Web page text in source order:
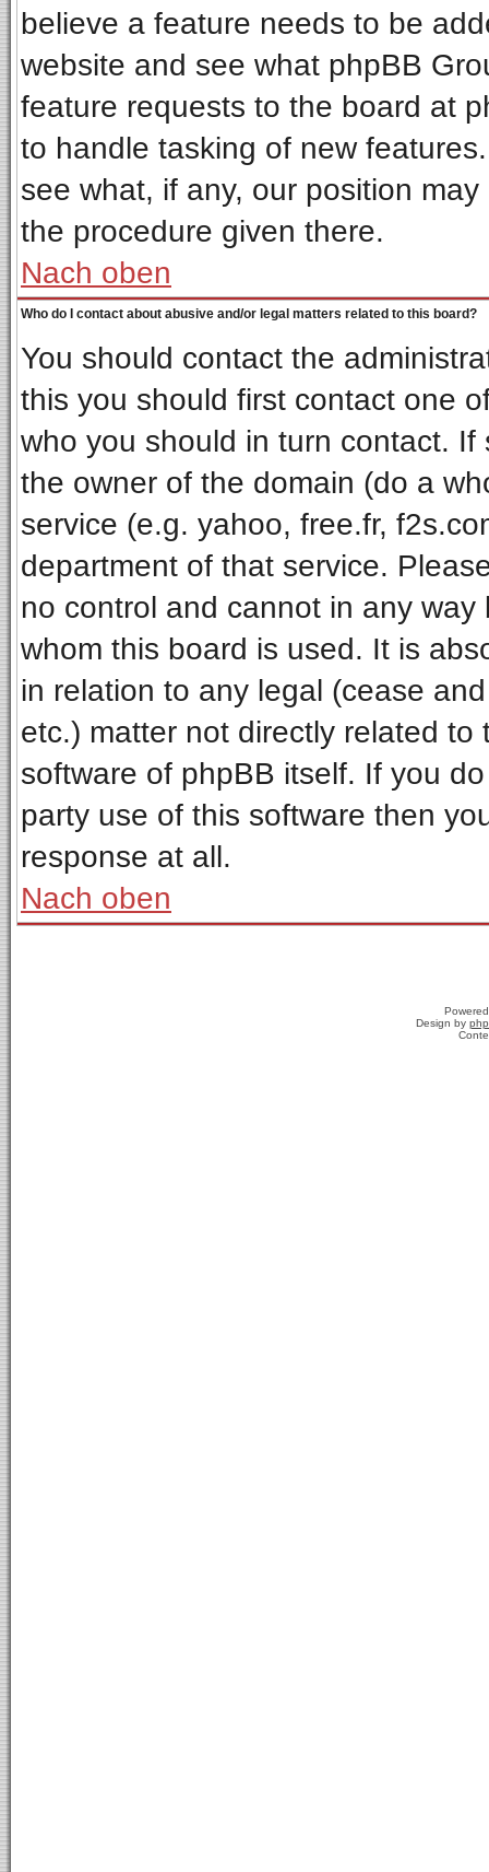
believe a feature needs to be
website and see what phpBB
feature requests to the board at
to handle tasking of new
see what, if any, our position
the procedure given there.
Nach oben
Who do I contact about abusive and/or legal matters related to this board?
You should contact the
this you should first contact one
who you should in turn contact.
the owner of the domain (do a
service (e.g. yahoo, free.fr,
department of that service.
no control and cannot in any
whom this board is used. It is
in relation to any legal (cease
etc.) matter not directly related
software of phpBB itself. If you
party use of this software then
response at all.
Nach oben
Design by